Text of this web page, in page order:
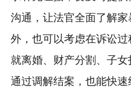
沟通，让法官全面了解
外，也可以考虑在诉讼
就离婚、财产分割、子
通过调解结案，也能快速